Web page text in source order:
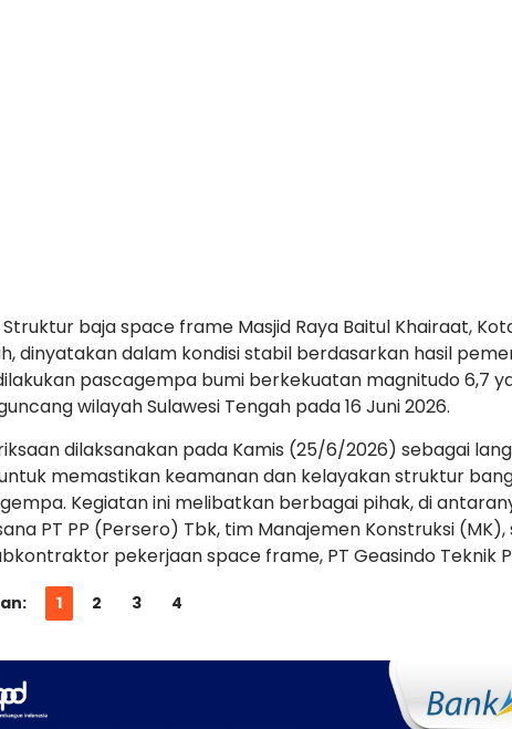
Struktur baja space frame Masjid Raya Baitul Khairaat,
dinyatakan dalam kondisi stabil berdasarkan hasil
pascagempa bumi berkekuatan magnitudo 6,7
wilayah Sulawesi Tengah pada 16 Juni 2026.
dilaksanakan pada Kamis (25/6/2026) sebagai
memastikan keamanan dan kelayakan struktur
Kegiatan ini melibatkan berbagai pihak, di
PT PP (Persero) Tbk, tim Manajemen Konstruksi
pekerjaan space frame, PT Geasindo Teknik
1 2 3 4